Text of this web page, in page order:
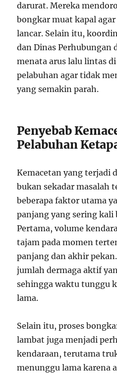
darurat. Mereka
bongkar muat kapal
lancar. Selain itu,
dan Dinas Perhubungan
menata arus lalu lintas
pelabuhan agar tidak
yang semakin parah.
Penyebab
Pelabuhan
Kemacetan yang terjadi
bukan sekadar masalah
beberapa faktor utama
panjang yang sering
Pertama, volume
tajam pada momen
panjang dan akhir
jumlah dermaga aktif
sehingga waktu tunggu
lama.
Selain itu, proses
lambat juga menjadi
kendaraan, terutama
menunggu lama karena